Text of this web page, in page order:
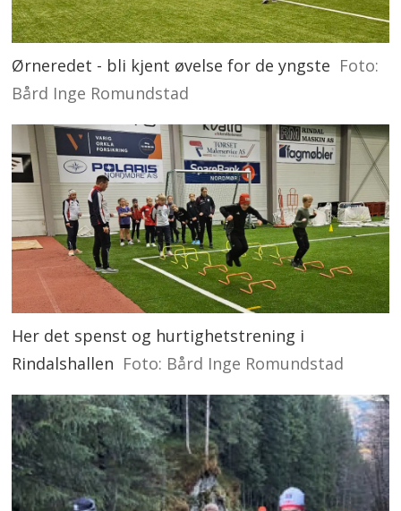
Ørneredet - bli kjent øvelse for de yngste Foto:
Bård Inge Romundstad
Her det spenst og hurtighetstrening i
Rindalshallen Foto: Bård Inge Romundstad